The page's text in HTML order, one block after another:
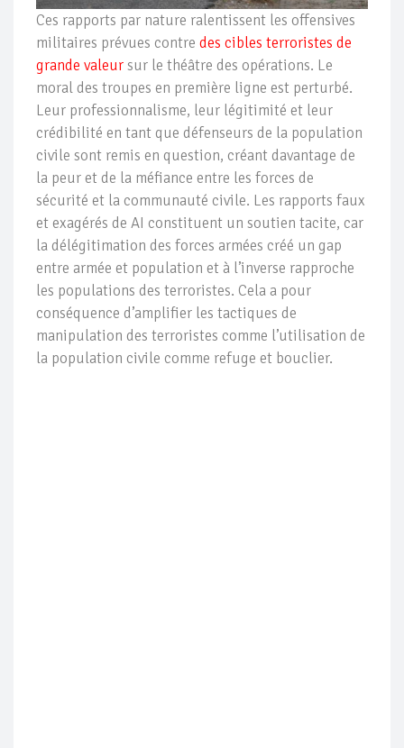
Ces rapports par nature ralentissent les offensives
militaires prévues contre des cibles terroristes de
grande valeursur le théâtre des opérations. Le
moral des troupes en première ligne est perturbé.
Leur professionnalisme, leur légitimité et leur
crédibilité en tant que défenseurs de la population
civile sont remis en question, créant davantage de
la peur et de la méfiance entre les forces de
sécurité et la communauté civile. Les rapports faux
et exagérés de AI constituent un soutien tacite, car
la délégitimation des forces armées créé un gap
entre armée et population et à l’inverse rapproche
les populations des terroristes. Cela a pour
conséquence d’amplifier les tactiques de
manipulation des terroristes comme l’utilisation de
la population civile comme refuge et bouclier.